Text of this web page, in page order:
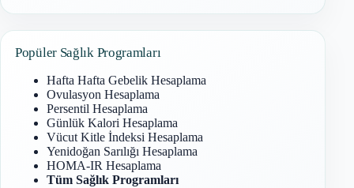
Popüler Sağlık Programları
Hafta Hafta Gebelik Hesaplama
Ovulasyon Hesaplama
Persentil Hesaplama
Günlük Kalori Hesaplama
Vücut Kitle İndeksi Hesaplama
Yenidoğan Sarılığı Hesaplama
HOMA-IR Hesaplama
Tüm Sağlık Programları